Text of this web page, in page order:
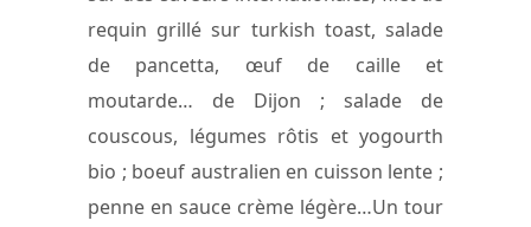
requin grillé sur turkish toast, salade
de pancetta, œuf de caille et
moutarde… de Dijon ; salade de
couscous, légumes rôtis et yogourth
bio ; boeuf australien en cuisson lente ;
penne en sauce crème légère…Un tour